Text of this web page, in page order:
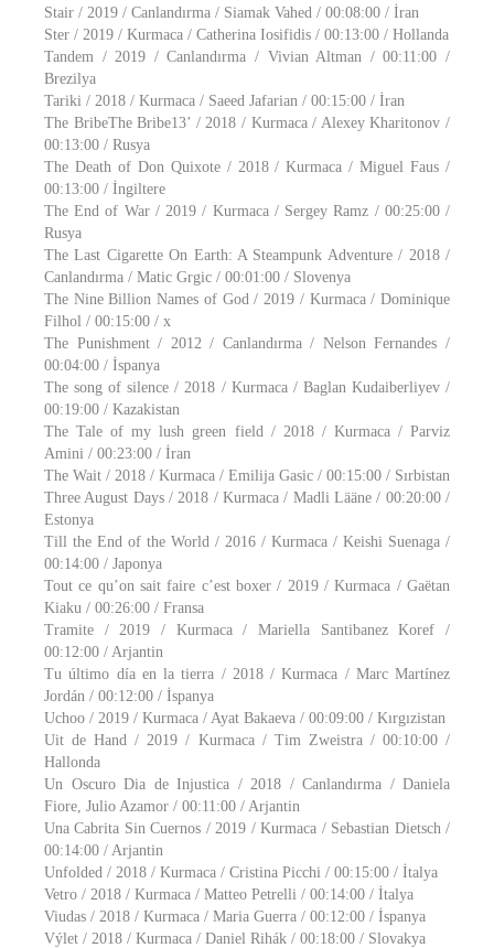
Stair / 2019 / Canlandırma / Siamak Vahed / 00:08:00 / İran
Ster / 2019 / Kurmaca / Catherina Iosifidis / 00:13:00 / Hollanda
Tandem / 2019 / Canlandırma / Vivian Altman / 00:11:00 /
Brezilya
Tariki / 2018 / Kurmaca / Saeed Jafarian / 00:15:00 / İran
The BribeThe Bribe13’ / 2018 / Kurmaca / Alexey Kharitonov /
00:13:00 / Rusya
The Death of Don Quixote / 2018 / Kurmaca / Miguel Faus /
00:13:00 / İngiltere
The End of War / 2019 / Kurmaca / Sergey Ramz / 00:25:00 /
Rusya
The Last Cigarette On Earth: A Steampunk Adventure / 2018 /
Canlandırma / Matic Grgic / 00:01:00 / Slovenya
The Nine Billion Names of God / 2019 / Kurmaca / Dominique
Filhol / 00:15:00 / x
The Punishment / 2012 / Canlandırma / Nelson Fernandes /
00:04:00 / İspanya
The song of silence / 2018 / Kurmaca / Baglan Kudaiberliyev /
00:19:00 / Kazakistan
The Tale of my lush green field / 2018 / Kurmaca / Parviz
Amini / 00:23:00 / İran
The Wait / 2018 / Kurmaca / Emilija Gasic / 00:15:00 / Sırbistan
Three August Days / 2018 / Kurmaca / Madli Lääne / 00:20:00 /
Estonya
Till the End of the World / 2016 / Kurmaca / Keishi Suenaga /
00:14:00 / Japonya
Tout ce qu’on sait faire c’est boxer / 2019 / Kurmaca / Gaëtan
Kiaku / 00:26:00 / Fransa
Tramite / 2019 / Kurmaca / Mariella Santibanez Koref /
00:12:00 / Arjantin
Tu último día en la tierra / 2018 / Kurmaca / Marc Martínez
Jordán / 00:12:00 / İspanya
Uchoo / 2019 / Kurmaca / Ayat Bakaeva / 00:09:00 / Kırgızistan
Uit de Hand / 2019 / Kurmaca / Tim Zweistra / 00:10:00 /
Hallonda
Un Oscuro Dia de Injustica / 2018 / Canlandırma / Daniela
Fiore, Julio Azamor / 00:11:00 / Arjantin
Una Cabrita Sin Cuernos / 2019 / Kurmaca / Sebastian Dietsch /
00:14:00 / Arjantin
Unfolded / 2018 / Kurmaca / Cristina Picchi / 00:15:00 / İtalya
Vetro / 2018 / Kurmaca / Matteo Petrelli / 00:14:00 / İtalya
Viudas / 2018 / Kurmaca / Maria Guerra / 00:12:00 / İspanya
Výlet / 2018 / Kurmaca / Daniel Rihák / 00:18:00 / Slovakya